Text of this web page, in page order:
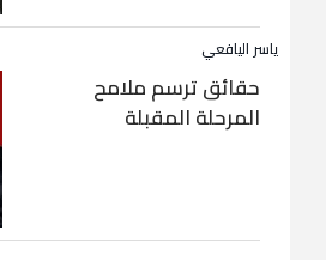
ياسر اليافعي
حقائق ترسم ملامح
المرحلة المقبلة